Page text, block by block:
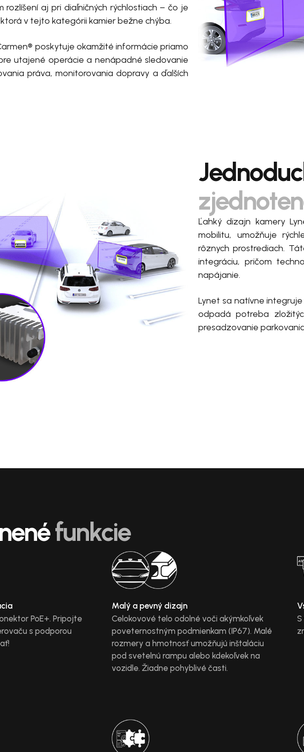
rozlíšení aj pri diaľničných rýchlostiach – čo je
v tejto kategórii kamier bežne chýba.
poskytuje okamžité informácie priamo
utajené operácie a nenápadné sledovanie
práva, monitorovania dopravy a ďalších
Ľahký dizajn kamery
mobilitu, umožňuje
rôznych prostrediach.
integráciu, pričom
napájanie.
Lynet sa natívne integruje
odpadá potreba
presadzovanie
funkcie
PoE+. Pripojte
s podporou
Malý a pevný dizajn
Celokovové telo odolné voči akýmkoľvek
poveternostným podmienkam (IP67). Malé
rozmery a hmotnosť umožňujú inštaláciu
pod svetelnú rampu alebo kdekoľvek na
vozidle. Žiadne pohyblivé časti.